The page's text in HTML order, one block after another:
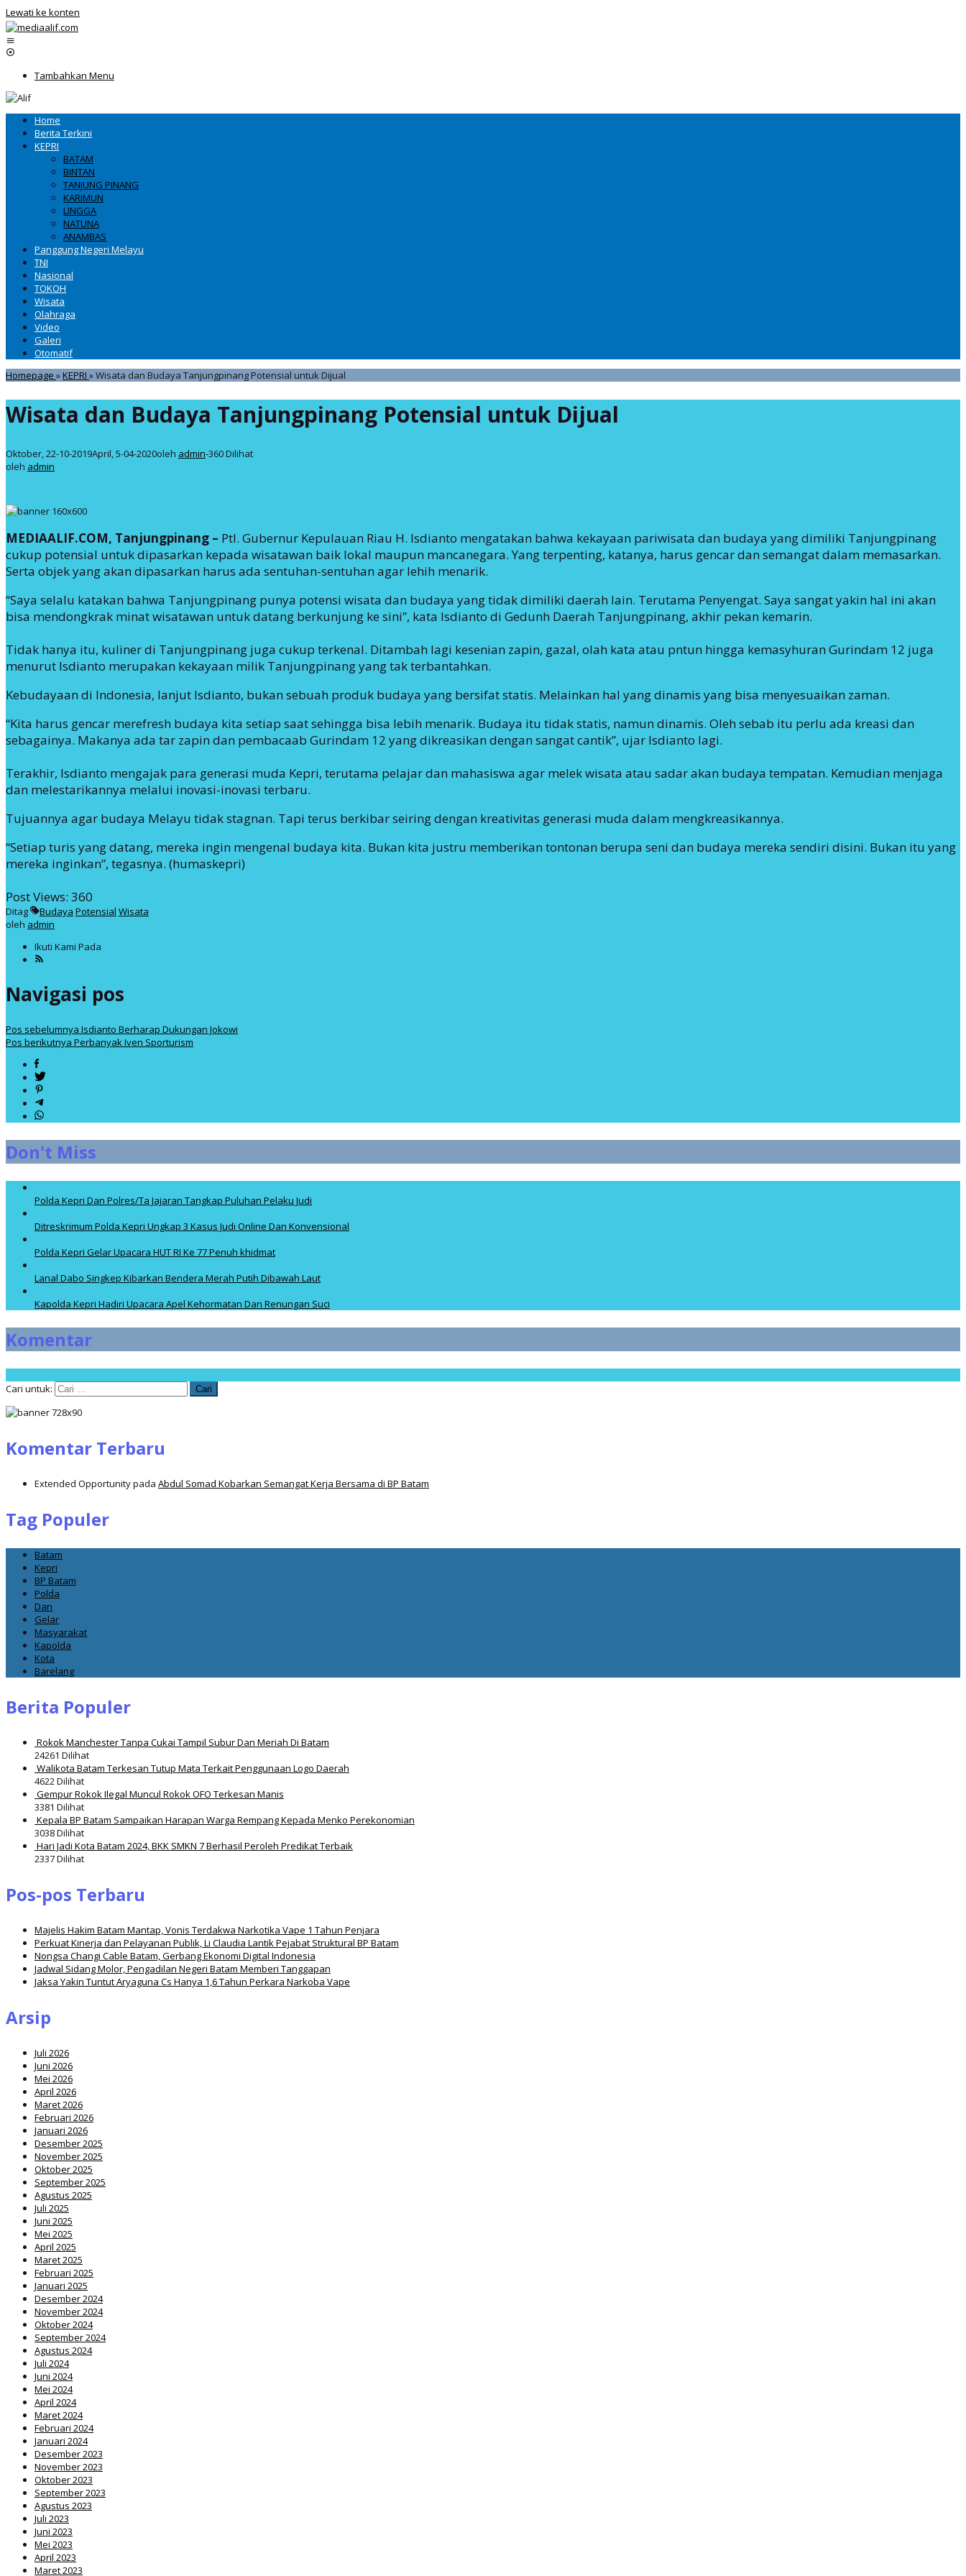
Lewati ke konten
Tambahkan Menu
Home
Berita Terkini
KEPRI
BATAM
BINTAN
TANJUNG PINANG
KARIMUN
LINGGA
NATUNA
ANAMBAS
Panggung Negeri Melayu
TNI
Nasional
TOKOH
Wisata
Olahraga
Video
Galeri
Otomatif
Homepage »KEPRI »Wisata dan Budaya Tanjungpinang Potensial untuk Dijual
Wisata dan Budaya Tanjungpinang Potensial untuk Dijual
Oktober, 22-10-2019April, 5-04-2020oleh admin-360 Dilihat
oleh admin
MEDIAALIF.COM, Tanjungpinang – Ptl. Gubernur Kepulauan Riau H. Isdianto mengatakan bahwa kekayaan pariwisata dan budaya yang dimiliki Tanjungpinang
cukup potensial untuk dipasarkan kepada wisatawan baik lokal maupun mancanegara. Yang terpenting, katanya, harus gencar dan semangat dalam memasarkan.
Serta objek yang akan dipasarkan harus ada sentuhan-sentuhan agar lehih menarik.
“Saya selalu katakan bahwa Tanjungpinang punya potensi wisata dan budaya yang tidak dimiliki daerah lain. Terutama Penyengat. Saya sangat yakin hal ini akan
bisa mendongkrak minat wisatawan untuk datang berkunjung ke sini”, kata Isdianto di Gedunh Daerah Tanjungpinang, akhir pekan kemarin.
Tidak hanya itu, kuliner di Tanjungpinang juga cukup terkenal. Ditambah lagi kesenian zapin, gazal, olah kata atau pntun hingga kemasyhuran Gurindam 12 juga
menurut Isdianto merupakan kekayaan milik Tanjungpinang yang tak terbantahkan.
Kebudayaan di Indonesia, lanjut Isdianto, bukan sebuah produk budaya yang bersifat statis. Melainkan hal yang dinamis yang bisa menyesuaikan zaman.
“Kita harus gencar merefresh budaya kita setiap saat sehingga bisa lebih menarik. Budaya itu tidak statis, namun dinamis. Oleh sebab itu perlu ada kreasi dan
sebagainya. Makanya ada tar zapin dan pembacaab Gurindam 12 yang dikreasikan dengan sangat cantik”, ujar Isdianto lagi.
Terakhir, Isdianto mengajak para generasi muda Kepri, terutama pelajar dan mahasiswa agar melek wisata atau sadar akan budaya tempatan. Kemudian menjaga
dan melestarikannya melalui inovasi-inovasi terbaru.
Tujuannya agar budaya Melayu tidak stagnan. Tapi terus berkibar seiring dengan kreativitas generasi muda dalam mengkreasikannya.
“Setiap turis yang datang, mereka ingin mengenal budaya kita. Bukan kita justru memberikan tontonan berupa seni dan budaya mereka sendiri disini. Bukan itu yang
mereka inginkan”, tegasnya. (humaskepri)
Post Views: 360
Ditag Budaya Potensial Wisata
oleh admin
Ikuti Kami Pada
Navigasi pos
Pos sebelumnya Isdianto Berharap Dukungan Jokowi
Pos berikutnya Perbanyak Iven Sporturism
Don't Miss
Polda Kepri Dan Polres/Ta Jajaran Tangkap Puluhan Pelaku Judi
Ditreskrimum Polda Kepri Ungkap 3 Kasus Judi Online Dan Konvensional
Polda Kepri Gelar Upacara HUT RI Ke 77 Penuh khidmat
Lanal Dabo Singkep Kibarkan Bendera Merah Putih Dibawah Laut
Kapolda Kepri Hadiri Upacara Apel Kehormatan Dan Renungan Suci
Komentar
Cari untuk:
Komentar Terbaru
Extended Opportunitypada Abdul Somad Kobarkan Semangat Kerja Bersama di BP Batam
Tag Populer
Batam
Kepri
BP Batam
Polda
Dan
Gelar
Masyarakat
Kapolda
Kota
Barelang
Berita Populer
Rokok Manchester Tanpa Cukai Tampil Subur Dan Meriah Di Batam
24261 Dilihat
Walikota Batam Terkesan Tutup Mata Terkait Penggunaan Logo Daerah
4622 Dilihat
Gempur Rokok Ilegal Muncul Rokok OFO Terkesan Manis
3381 Dilihat
Kepala BP Batam Sampaikan Harapan Warga Rempang Kepada Menko Perekonomian
3038 Dilihat
Hari Jadi Kota Batam 2024, BKK SMKN 7 Berhasil Peroleh Predikat Terbaik
2337 Dilihat
Pos-pos Terbaru
Majelis Hakim Batam Mantap, Vonis Terdakwa Narkotika Vape 1 Tahun Penjara
Perkuat Kinerja dan Pelayanan Publik, Li Claudia Lantik Pejabat Struktural BP Batam
Nongsa Changi Cable Batam, Gerbang Ekonomi Digital Indonesia
Jadwal Sidang Molor, Pengadilan Negeri Batam Memberi Tanggapan
Jaksa Yakin Tuntut Aryaguna Cs Hanya 1,6 Tahun Perkara Narkoba Vape
Arsip
Juli 2026
Juni 2026
Mei 2026
April 2026
Maret 2026
Februari 2026
Januari 2026
Desember 2025
November 2025
Oktober 2025
September 2025
Agustus 2025
Juli 2025
Juni 2025
Mei 2025
April 2025
Maret 2025
Februari 2025
Januari 2025
Desember 2024
November 2024
Oktober 2024
September 2024
Agustus 2024
Juli 2024
Juni 2024
Mei 2024
April 2024
Maret 2024
Februari 2024
Januari 2024
Desember 2023
November 2023
Oktober 2023
September 2023
Agustus 2023
Juli 2023
Juni 2023
Mei 2023
April 2023
Maret 2023